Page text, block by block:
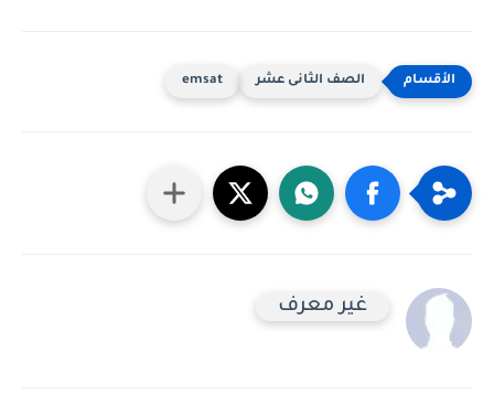
الصف الثانى عشر emsat
غير معرف